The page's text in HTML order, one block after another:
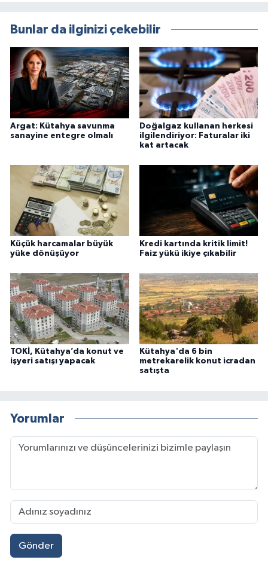
Bunlar da ilginizi çekebilir
Argat: Kütahya savunma
sanayine entegre olmalı
Doğalgaz kullanan herkesi
ilgilendiriyor: Faturalar iki
kat artacak
Küçük harcamalar büyük
yüke dönüşüyor
Kredi kartında kritik limit!
Faiz yükü ikiye çıkabilir
TOKİ, Kütahya’da konut ve
işyeri satışı yapacak
Kütahya'da 6 bin
metrekarelik konut icradan
satışta
Yorumlar
Gönder